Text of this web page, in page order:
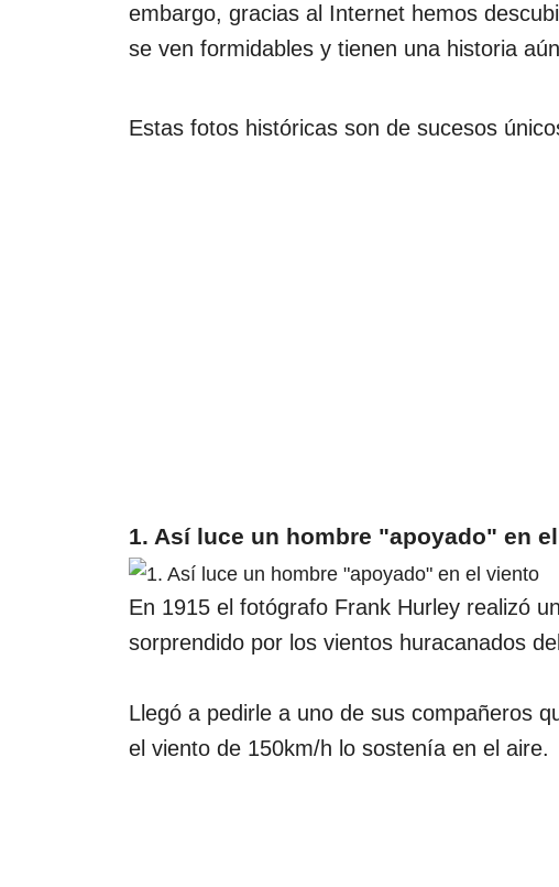
embargo, gracias al Internet hemos
se ven formidables y tienen una historia
Estas fotos históricas son de sucesos
1. Así luce un hombre "apoyado" en
En 1915 el fotógrafo Frank Hurley realizó
sorprendido por los vientos huracanados
Llegó a pedirle a uno de sus compañeros
el viento de 150km/h lo sostenía en el aire.